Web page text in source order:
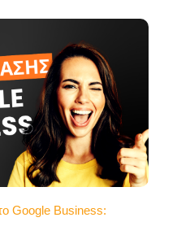
Google Business: